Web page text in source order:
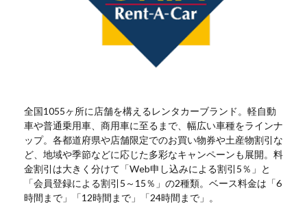
全国1055ヶ所に店舗を構えるレンタカーブランド。軽自動
車や普通乗用車、商用車に至るまで、幅広い車種をラインナ
ップ。各都道府県や店舗限定でのお買い物券や土産物割引な
ど、地域や季節などに応じた多彩なキャンペーンも展開。料
金割引は大きく分けて「Web申し込みによる割引5％」と
「会員登録による割引5～15％」の2種類。ベース料金は「6
時間まで」「12時間まで」「24時間まで」。